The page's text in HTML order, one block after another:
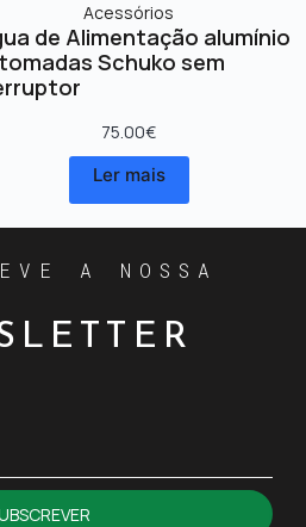
Acessórios
de Alimentação alumínio
Schuko sem
75.00€
Ler mais
A NOSSA